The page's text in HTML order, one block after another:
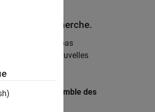
de recherche.
vous ne trouvez pas
courant des nouvelles
trouver l’ensemble des